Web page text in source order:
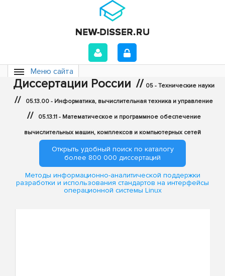
Меню сайта
Диссертации России // 05 - Технические науки
// 05.13.00 - Информатика, вычислительная техника и управление
// 05.13.11 - Математическое и программное обеспечение
вычислительных машин, комплексов и компьютерных сетей
Открыть удобный поиск по каталогу
более 800 000 диссертаций
Методы информационно-аналитической поддержки
разработки и использования стандартов на интерфейсы
операционной системы Linux